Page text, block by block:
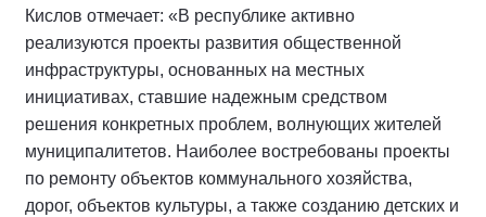
Кислов отмечает: «В республике активно
реализуются проекты развития общественной
инфраструктуры, основанных на местных
инициативах, ставшие надежным средством
решения конкретных проблем, волнующих жителей
муниципалитетов. Наиболее востребованы проекты
по ремонту объектов коммунального хозяйства,
дорог, объектов культуры, а также созданию детских и